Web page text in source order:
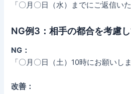
「〇月〇日（水）までにご返信い
NG例3：相手の都合を考慮
NG：
「〇月〇日（土）10時にお願いしま
改善：